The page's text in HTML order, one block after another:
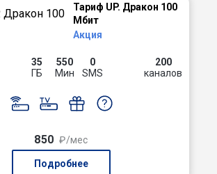
Тариф UP. Дракон 100
Мбит
Акция
35
ГБ
550
Мин
0
SMS
200
каналов
850 ₽/мес
Подробнее